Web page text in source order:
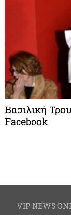
Βασιλική
Facebook
VIP NEWS